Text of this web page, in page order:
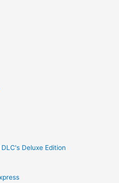
Deluxe Edition